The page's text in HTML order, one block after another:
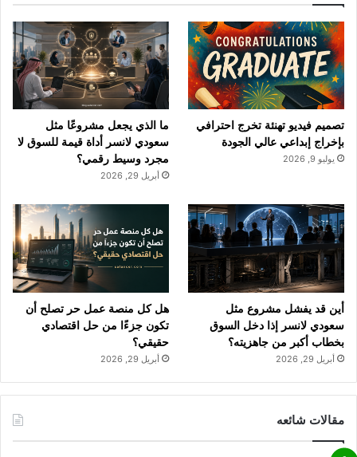
و
ك
T
u
b
e
ق
ر
ا
م
تصميم فيديو تهنئة تخرج احترافي
بإخراج إبداعي عالي الجودة
يوليو 9, 2026
ما الذي يجعل مشروعًا مثل
سعودي لانسر أداة قيمة للسوق لا
مجرد وسيط رقمي؟
أبريل 29, 2026
أين قد يفشل مشروع مثل
سعودي لانسر إذا دخل السوق
بخطاب أكبر من جاهزيته؟
أبريل 29, 2026
هل كل منصة عمل حر تصلح أن
تكون جزءًا من حل اقتصادي
حقيقي؟
أبريل 29, 2026
مقالات شائعه